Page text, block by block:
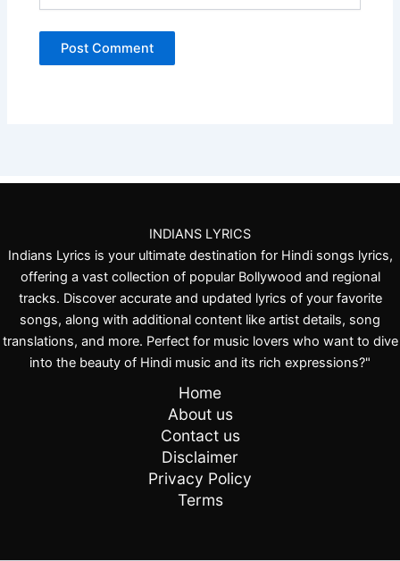
INDIANS LYRICS
Indians Lyrics is your ultimate destination for Hindi songs lyrics,
offering a vast collection of popular Bollywood and regional
tracks. Discover accurate and updated lyrics of your favorite
songs, along with additional content like artist details, song
translations, and more. Perfect for music lovers who want to dive
into the beauty of Hindi music and its rich expressions?"
Home
About us
Contact us
Disclaimer
Privacy Policy
Terms